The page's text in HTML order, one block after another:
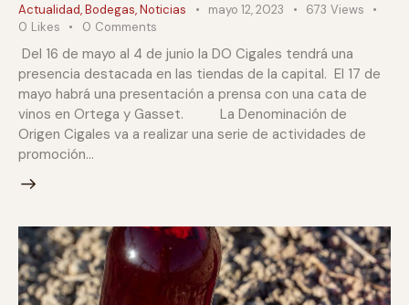
Actualidad,Bodegas,Noticias mayo 12, 2023 673 Views
0 Likes 0 Comments
Del 16 de mayo al 4 de junio la DO Cigales tendrá una
presencia destacada en las tiendas de la capital. El 17 de
mayo habrá una presentación a prensa con una cata de
vinos en Ortega y Gasset. La Denominación de
Origen Cigales va a realizar una serie de actividades de
promoción…